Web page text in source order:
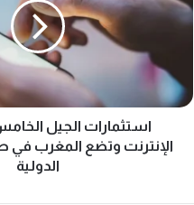
ث
ت
ل
استثمارات الجيل
الإنترنت وتضع المغرب في
الدولية